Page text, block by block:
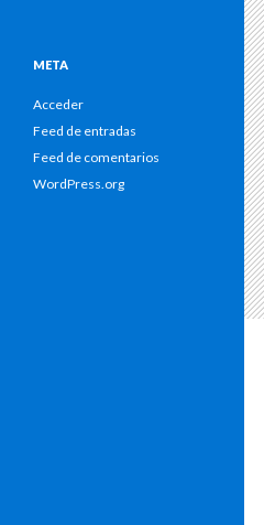
META
Acceder
Feed de entradas
Feed de comentarios
WordPress.org